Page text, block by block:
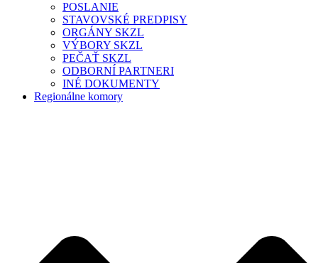
POSLANIE
STAVOVSKÉ PREDPISY
ORGÁNY SKZL
VÝBORY SKZL
PEČAŤ SKZL
ODBORNÍ PARTNERI
INÉ DOKUMENTY
Regionálne komory